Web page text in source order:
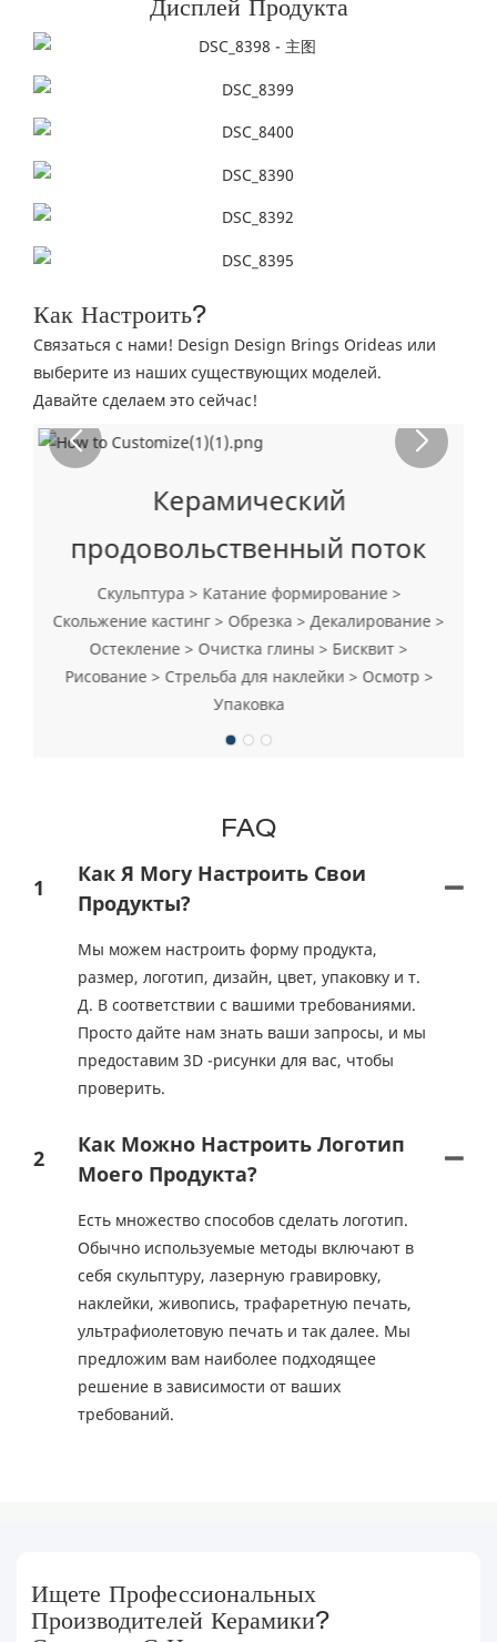
Дисплей Продукта
Как Настроить?
Связаться с нами! Design Design Brings Orideas или
выберите из наших существующих моделей.
Давайте сделаем это сейчас!
Керамический
продовольственный поток
Скульптура > Катание формирование >
Скольжение кастинг > Обрезка > Декалирование >
Остекление > Очистка глины > Бисквит >
Рисование > Стрельба для наклейки > Осмотр >
Упаковка
FAQ
1
Как Я Могу Настроить Свои
Продукты?
Мы можем настроить форму продукта,
размер, логотип, дизайн, цвет, упаковку и т.
Д. В соответствии с вашими требованиями.
Просто дайте нам знать ваши запросы, и мы
предоставим 3D -рисунки для вас, чтобы
проверить.
2
Как Можно Настроить Логотип
Моего Продукта?
Есть множество способов сделать логотип.
Обычно используемые методы включают в
себя скульптуру, лазерную гравировку,
наклейки, живопись, трафаретную печать,
ультрафиолетовую печать и так далее. Мы
предложим вам наиболее подходящее
решение в зависимости от ваших
требований.
Ищете Профессиональных
Производителей Керамики?